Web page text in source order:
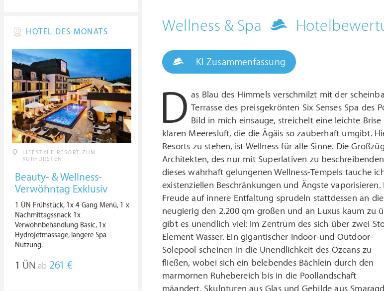
Wellness & Spa
KI Zusammenfassung
D as Blau des Himmels verschmilzt mit der
Terrasse des preisgekrönten Six Senses Spa
Bild in mich einsauge, streichelt eine leichte
klaren Meeresluft, die die Ägäis so zauberhaft umgibt.
Resorts zu stehen, ist Wellness für alle Sinne. Die
Architekten, des nur mit Superlativen zu
dieses wahrhaft gelungenen Wellness-Tempels tauche
existenziellen Beschränkungen und Ängste
Freude auf innere Entfaltung sprudeln stattdessen an
neugierig den 2.200 qm großen und an Luxus kaum zu
gibt es unendlich viel: Im Zentrum des sich über zwei
Element Wasser. Ein gigantischer Indoor-und Outdoor-
Solepool scheinen in die Unendlichkeit des Ozeans zu
fließen, wobei sich ein belebendes Bächlein durch den
marmornen Ruhebereich bis in die Poollandschaft
mäandert. Skulpturen aus Glas und Gebilde aus
HOTEL DES MONATS
LIFESTYLE RESORT ZUM
KURFÜRSTEN
Beauty- & Wellness-
Verwöhntag Exklusiv
1 ÜN Frühstück, 1x 4 Gang Menü, 1 x
Nachmittagssnack 1x
Verwöhnbehandlung Basic, 1x
Hydrojetmassage, längere Spa
Nutzung.
1 ÜN ab 261 €